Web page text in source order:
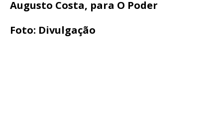
Augusto Costa, para O Poder
Foto: Divulgação